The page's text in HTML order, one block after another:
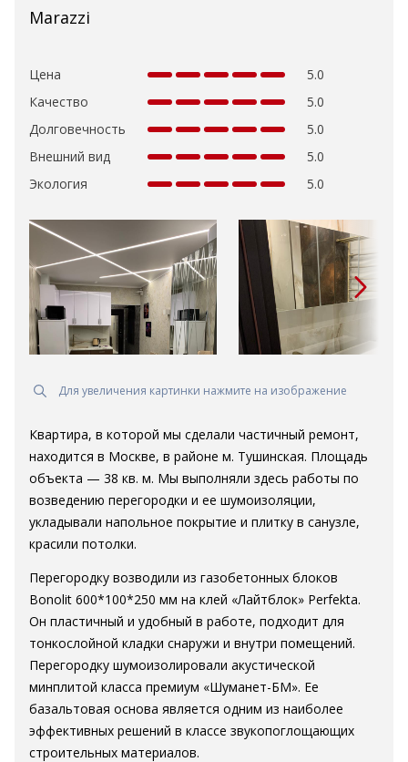
Marazzi
Цена
5.0
Качество
5.0
Долговечность
5.0
Внешний вид
5.0
Экология
5.0
Для увеличения картинки нажмите на изображение
Квартира, в которой мы сделали частичный ремонт,
находится в Москве, в районе м. Тушинская. Площадь
объекта — 38 кв. м. Мы выполняли здесь работы по
возведению перегородки и ее шумоизоляции,
укладывали напольное покрытие и плитку в санузле,
красили потолки.
Перегородку возводили из газобетонных блоков
Bonolit 600*100*250 мм на клей «Лайтблок» Perfekta.
Он пластичный и удобный в работе, подходит для
тонкослойной кладки снаружи и внутри помещений.
Перегородку шумоизолировали акустической
минплитой класса премиум «Шуманет-БМ». Ее
базальтовая основа является одним из наиболее
эффективных решений в классе звукопоглощающих
строительных материалов.